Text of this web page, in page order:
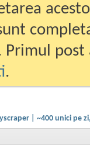
Primul
.
| ~400 unici pe